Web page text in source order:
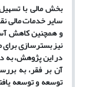
بخش مالی با
سایر خدمات مالی
و همچنین کاهش
نیز بسترسازی
در این پژوهش، به
آن بر فقر، به
توسعه و توسعه